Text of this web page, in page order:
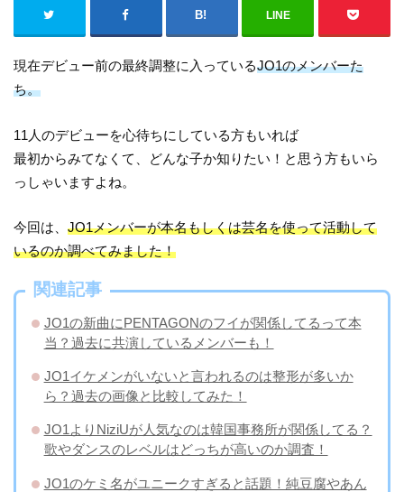
LINE
現在デビュー前の最終調整に入っているJO1のメンバーた
ち。
11人のデビューを心待ちにしている方もいれば
最初からみてなくて、どんな子か知りたい！と思う方もいら
っしゃいますよね。
今回は、JO1メンバーが本名もしくは芸名を使って活動して
いるのか調べてみました！
関連記事
JO1の新曲にPENTAGONのフイが関係してるって本
当？過去に共演しているメンバーも！
JO1イケメンがいないと言われるのは整形が多いか
ら？過去の画像と比較してみた！
JO1よりNiziUが人気なのは韓国事務所が関係してる？
歌やダンスのレベルはどっちが高いのか調査！
JO1のケミ名がユニークすぎると話題！純豆腐やあん